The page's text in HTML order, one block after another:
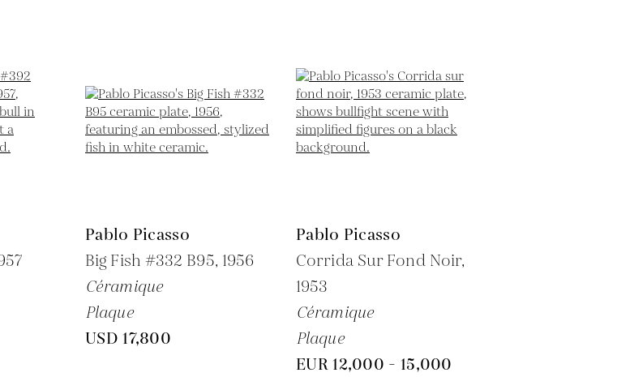
Pablo Picasso
Big Fish #332 B95, 1956
Céramique
Plaque
USD 17,800
Pablo Picasso
Corrida Sur Fond Noir,
1953
Céramique
Plaque
EUR 12,000 - 15,000